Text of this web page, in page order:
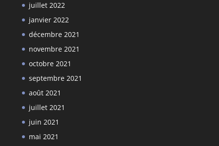
juillet 2022
janvier 2022
décembre 2021
novembre 2021
octobre 2021
septembre 2021
août 2021
juillet 2021
juin 2021
mai 2021